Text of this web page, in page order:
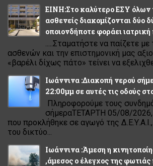
ΕΙΝΗ:Στο καλύτερο ΕΣΥ όλων
ασθενείς διακομίζονται δύο
οποιονδήποτε φοράει ιατρική
.....Σταματήστε να παίζετε
ασθενών και την επιστημονική μας
«βαρέλι δίχως πάτο» τείνει να
Ιωάννινα :Διακοπή νερού
22:00μμ σε αυτές τις οδούς
Πληροφορούμε τους
σήμεραΤΕΤΑΡΤΗ 05/08/
που προκλήθηκε σε αγωγό της
του δικτύο...
Ιωάννινα :Άμεση η
,άμεσος ο έλεγχος της φωτιάς